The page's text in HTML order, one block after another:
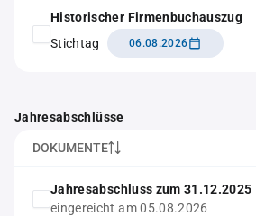
Historischer Firmenbuchauszug
Stichtag
06.08.2026
Jahresabschlüsse
DOKUMENTE
Jahresabschluss zum 31.12.2025
eingereicht am 05.08.2026